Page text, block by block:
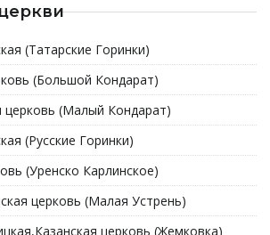
(Татарские Горинки)
(Большой Кондарат)
церковь (Малый Кондарат)
(Русские Горинки)
(Уренско Карлинское)
церковь (Малая Устрень)
церковь (Жемковка)